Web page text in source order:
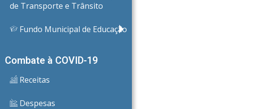
de Transporte e Trânsito
Fundo Municipal de Educação
Combate à COVID-19
Receitas
Despesas